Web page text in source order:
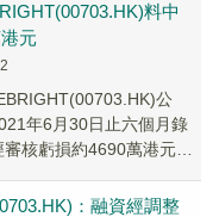
料中
元
公
年6月30日止六個月錄
核虧損約4690萬港元，
：融資經調整